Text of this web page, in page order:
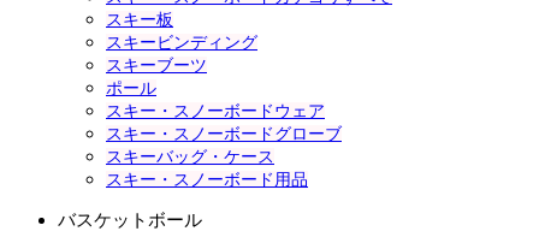
スキー板
スキービンディング
スキーブーツ
ポール
スキー・スノーボードウェア
スキー・スノーボードグローブ
スキーバッグ・ケース
スキー・スノーボード用品
バスケットボール